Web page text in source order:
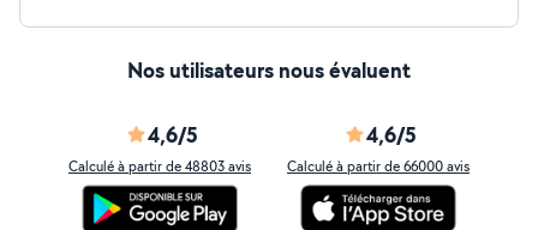
Nos utilisateurs nous évaluent
4,6/5
Calculé à partir de 48803 avis
4,6/5
Calculé à partir de 66000 avis